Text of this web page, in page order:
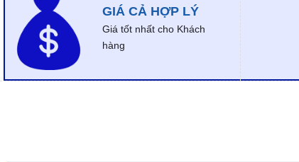
GIÁ CẢ HỢP LÝ
Giá tốt nhất cho Khách
hàng